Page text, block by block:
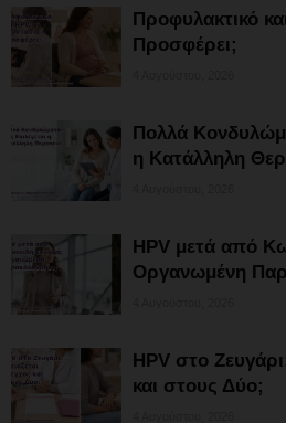
Προφυλακτικό
Προσφέρει;
Πολλά
η Κατάλληλη
HPV μετά από
Οργανωμένη
HPV στο
και στους Δύο;